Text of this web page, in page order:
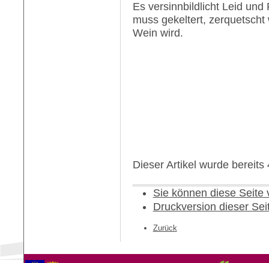
Es versinnbildlicht Leid und
muss gekeltert,
Wein wird.
Dieser Artikel wurde
Sie können diese Seite
Druckversion dieser
Zurück